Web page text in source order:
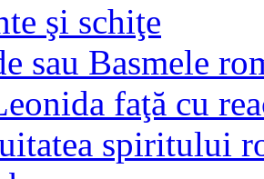
şi schiţe
sau Basmele
faţă cu
spiritului